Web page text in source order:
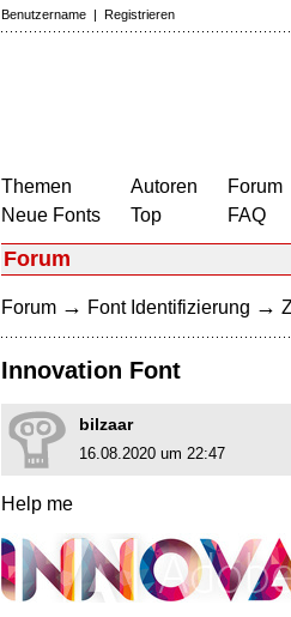
Benutzername | Registrieren
Themen
Neue Fonts
Autoren
Top
Forum
FAQ
Forum
Forum → Font Identifizierung →
Innovation Font
bilzaar
16.08.2020 um 22:47
Help me